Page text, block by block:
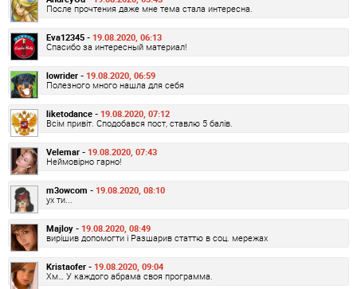
После прочтения даже мне тема стала интересна.
Eva12345 - 19.08.2020, 06:13
Спасибо за интересный материал!
lowrider - 19.08.2020, 06:59
Полезного много нашла для себя
liketodance - 19.08.2020, 07:12
Всім привіт. Сподобався пост, ставлю 5 балів.
Velemar - 19.08.2020, 07:43
Неймовірно гарно!
m3owcom - 19.08.2020, 08:10
ух ти...
Majloy - 19.08.2020, 08:49
вирішив допомогти і Разшарив статтю в соц. мережах
Kristaofer - 19.08.2020, 09:04
Хм… У каждого абрама своя программа.